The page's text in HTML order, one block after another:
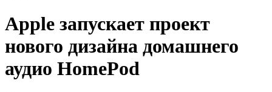
Apple запускает проект
нового дизайна домашнего
аудио HomePod